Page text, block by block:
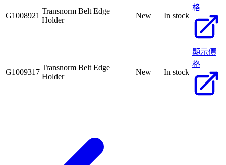
G1008921
Transnorm Belt Edge
Holder
New In stock
格
G1009317
Transnorm Belt Edge
Holder
New In stock
顯示價
格